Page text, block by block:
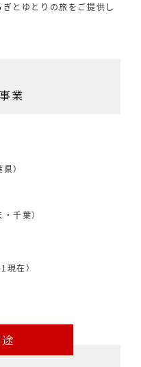
とゆとりの旅をご提供し
業
）
千葉）
在）